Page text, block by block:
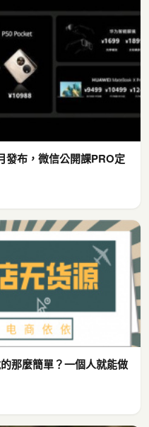
發布，微信公開課PRO定
那麼簡單？一個人就能做